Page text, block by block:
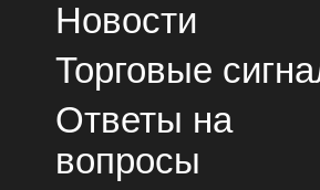
Новости
Торговые
Ответы на
вопросы